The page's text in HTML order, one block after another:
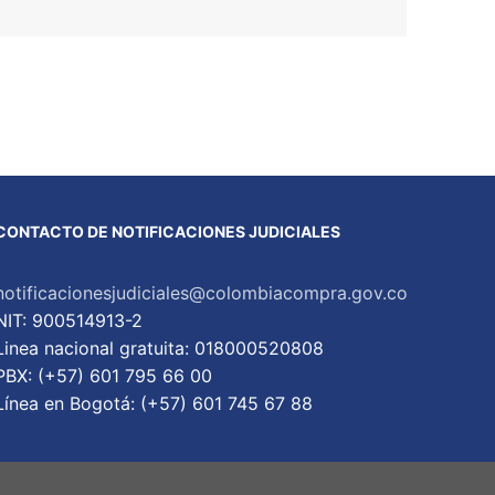
DE NOTIFICACIONES JUDICIALES
900514913-2
nacional gratuita: 018000520808
(+57) 601 795 66 00
en Bogotá: (+57) 601 745 67 88